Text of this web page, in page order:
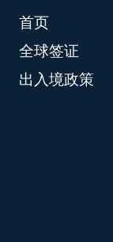
首页
全球签证
出入境政策